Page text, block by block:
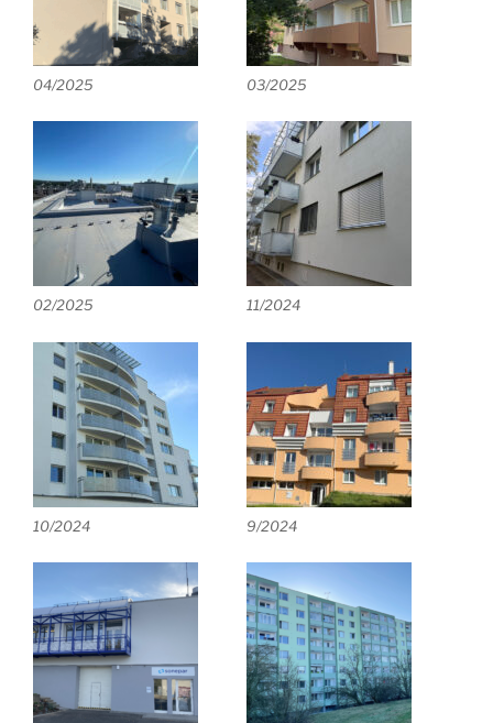
04/2025 03/2025
02/2025 11/2024
10/2024 9/2024